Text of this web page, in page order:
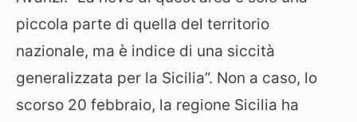
piccola parte di quella del territorio
nazionale, ma è indice di una siccità
generalizzata per la Sicilia”. Non a caso, lo
scorso 20 febbraio, la regione Sicilia ha